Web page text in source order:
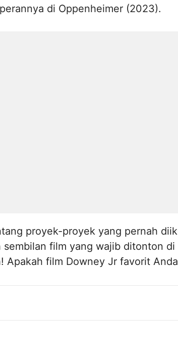
di Oppenheimer (2023).
proyek-proyek yang pernah
film yang wajib ditonton
film Downey Jr favorit